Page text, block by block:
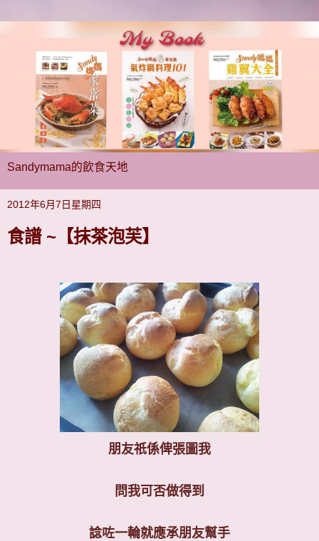
Sandymama的飲食天地
2012年6月7日星期四
食譜 ~【抹茶泡芙】
朋友祇係俾張圖我
問我可否做得到
諗咗一輪就應承朋友幫手